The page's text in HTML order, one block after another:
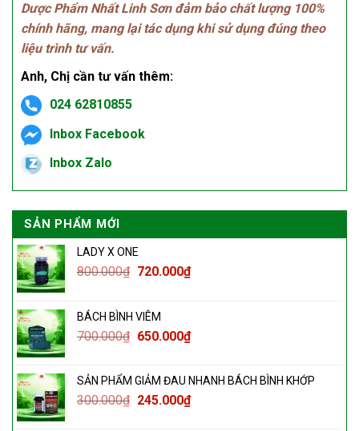
Dược Phẩm Nhất Linh Sơn đảm bảo chất lượng 100%
chính hãng, mang lại tác dụng khi sử dụng đúng theo
liệu trình tư vấn.
Anh, Chị cần tư vấn thêm:
024 62810855
Inbox Facebook
Inbox Zalo
SẢN PHẨM MỚI
LADY X ONE
800.000₫ 720.000₫
BÁCH BÌNH VIÊM
700.000₫ 650.000₫
SẢN PHẨM GIẢM ĐAU NHANH BÁCH BÌNH KHỚP
300.000₫ 245.000₫